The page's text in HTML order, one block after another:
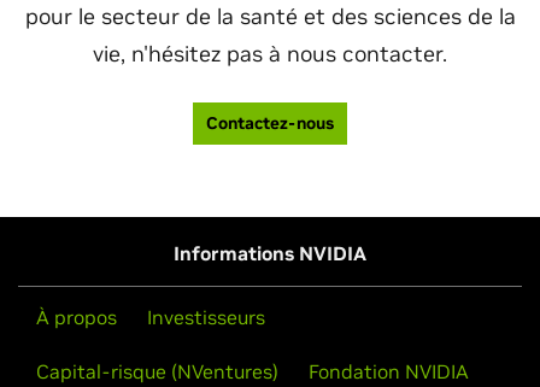
pour le secteur de la santé et des sciences de la
vie, n'hésitez pas à nous contacter.
Contactez-nous
Informations NVIDIA
À propos Investisseurs
Capital-risque (NVentures) Fondation NVIDIA